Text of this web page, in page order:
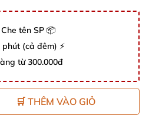
tên SP 📦
(cả đêm) ⚡
từ 300.000đ
🛒 THÊM VÀO GIỎ